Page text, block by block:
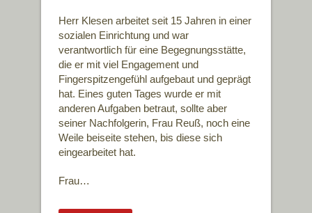
Herr Klesen arbeitet seit 15 Jahren in einer
sozialen Einrichtung und war
verantwortlich für eine Begegnungsstätte,
die er mit viel Engagement und
Fingerspitzengefühl aufgebaut und geprägt
hat. Eines guten Tages wurde er mit
anderen Aufgaben betraut, sollte aber
seiner Nachfolgerin, Frau Reuß, noch eine
Weile beiseite stehen, bis diese sich
eingearbeitet hat.
Frau…